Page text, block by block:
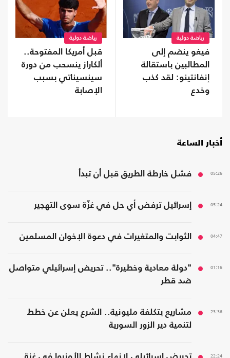
رياضة دولية
فيغو ينضم إلى
المطالبين باستقالة
إنفانتينو: لقد كذب
وخدع
رياضة دولية
قبل أمريكا المفتوحة..
ألكاراز ينسحب من دورة
سينسيناتي بسبب
الإصابة
أخبار الساعة
05:26 فشل خارطة الطريق قبل أن تبدأ
05:24 إسرائيل ترفض أي حل في غزّة سوى التهجير
04:47 الثوابت والمتغيرات في دعوة الإخوان المسلمين
01:16
"دولة معادية وخطيرة".. تحريض إسرائيلي متواصل
ضد قطر
23:36
مشاريع بتكلفة مليونية.. الشرع يعلن عن خطط
لتنمية دير الزور السورية
22:24